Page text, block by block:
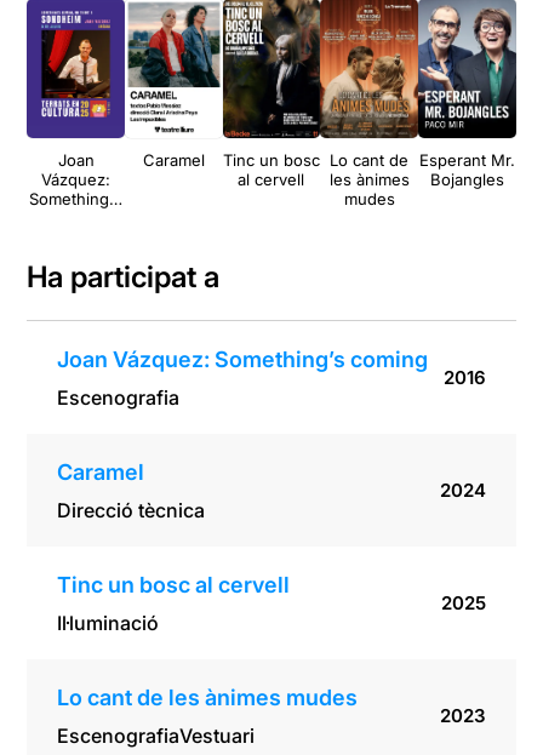
Joan
Vázquez:
Something's
Caramel
Tinc un bosc
al cervell
Lo cant de
les ànimes
mudes
Esperant Mr.
Bojangles
Ha participat a
Joan Vázquez: Something’s coming
Escenografia
2016
Caramel
Direcció tècnica
2024
Tinc un bosc al cervell
Il·luminació
2025
Lo cant de les ànimes mudes
EscenografiaVestuari
2023